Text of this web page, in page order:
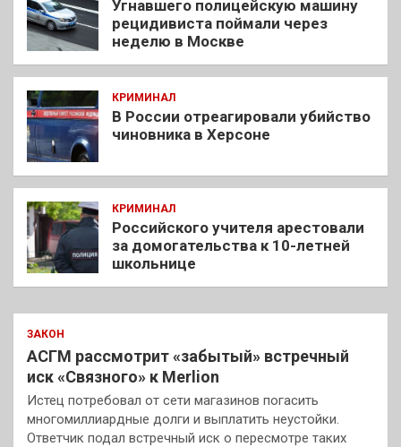
Угнавшего полицейскую машину
рецидивиста поймали через
неделю в Москве
КРИМИНАЛ
В России отреагировали убийство
чиновника в Херсоне
КРИМИНАЛ
Российского учителя арестовали
за домогательства к 10-летней
школьнице
ЗАКОН
АСГМ рассмотрит «забытый» встречный
иск «Связного» к Merlion
Истец потребовал от сети магазинов погасить
многомиллиардные долги и выплатить неустойки.
Ответчик подал встречный иск о пересмотре таких